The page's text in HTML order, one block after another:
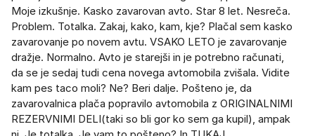
Moje izkušnje. Kasko zavarovan avto. Star 8 let. Nesreča.
Problem. Totalka. Zakaj, kako, kam, kje? Plačal sem kasko
zavarovanje po novem avtu. VSAKO LETO je zavarovanje
dražje. Normalno. Avto je starejši in je potrebno računati,
da se je sedaj tudi cena novega avtomobila zvišala. Vidite
kam pes taco moli? Ne? Beri dalje. Pošteno je, da
zavarovalnica plača popravilo avtomobila z ORIGINALNIMI
REZERVNIMI DELI(taki so bli gor ko sem ga kupil), ampak